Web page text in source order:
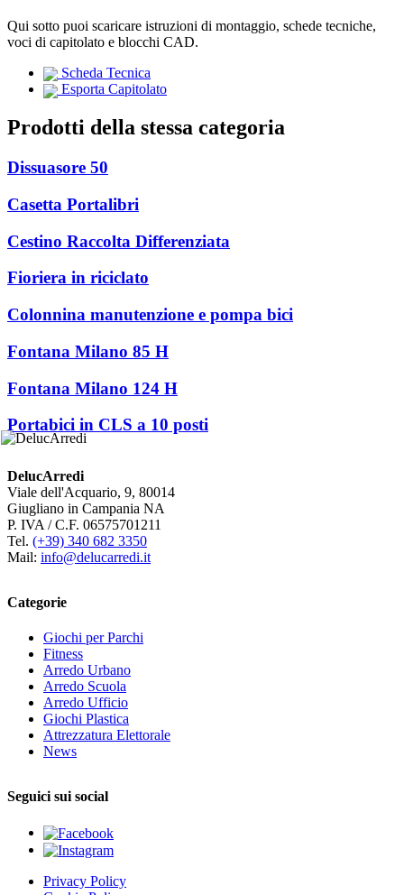
Qui sotto puoi scaricare istruzioni di montaggio, schede tecniche,
voci di capitolato e blocchi CAD.
Scheda Tecnica
Esporta Capitolato
Prodotti della stessa categoria
Dissuasore 50
Casetta Portalibri
Cestino Raccolta Differenziata
Fioriera in riciclato
Colonnina manutenzione e pompa bici
Fontana Milano 85 H
Fontana Milano 124 H
Portabici in CLS a 10 posti
DelucArredi
Viale dell'Acquario, 9, 80014
Giugliano in Campania NA
P. IVA / C.F. 06575701211
Tel. (+39) 340 682 3350
Mail: info@delucarredi.it
Categorie
Giochi per Parchi
Fitness
Arredo Urbano
Arredo Scuola
Arredo Ufficio
Giochi Plastica
Attrezzatura Elettorale
News
Seguici sui social
Privacy Policy